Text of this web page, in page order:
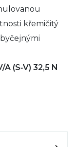
křemičitý
(S‑V) 32,5 N